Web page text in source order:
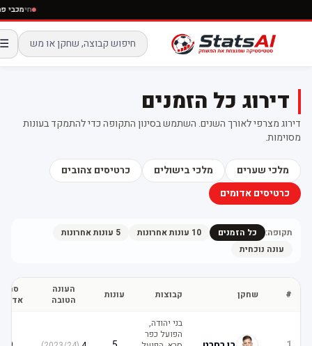
☰
דירוג כל הזמנים
דירוג מצרפי לאורך השנים. השתמש בסינון התקופה כדי להתמקד בעונות
מסוימות.
מלכי שערים מלכי בישולים
כרטיסים צהובים
כרטיסים אדומים
תקופה: כל הזמנים 10 עונות אחרונות
עונה נוכחית
שחקן קבוצות עונות
העונה
הטובה
סה"כ
אדומים
בני יהודה,
הפועל כפר